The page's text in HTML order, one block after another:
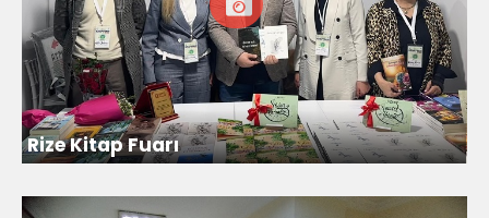
Rize Kitap Fuarı